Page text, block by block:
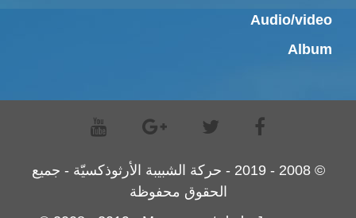
Audio/video
Album
© 2008 - 2019 - حركة الشبيبة الأرثوذكسيّة - جميع
الحقوق محفوظة